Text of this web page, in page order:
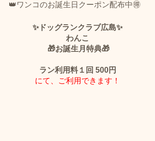
👑ワンコのお誕生日クーポン配布中🉐
✨ドッグランクラブ広島✨
わんこ
🎁お誕生月特典🎁
ラン利用料１回 500円
にて、ご利用できます！